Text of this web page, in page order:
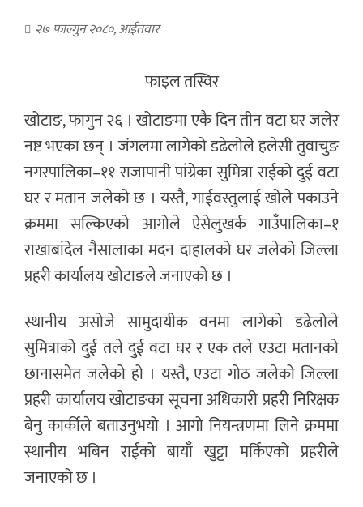
२७ फाल्गुन २०८०, आईतवार
फाइल तस्विर
खोटाङ, फागुन २६ । खोटाङमा एकै दिन तीन वटा घर जलेर
नष्ट भएका छन् । जंगलमा लागेको डढेलोले हलेसी तुवाचुङ
नगरपालिका–११ राजापानी पांग्रेका सुमित्रा राईको दुई वटा
घर र मतान जलेको छ । यस्तै, गाईवस्तुलाई खोले पकाउने
क्रममा सल्किएको आगोले ऐसेलुखर्क गाउँपालिका–१
राखाबांदेल नैसालाका मदन दाहालको घर जलेको जिल्ला
प्रहरी कार्यालय खोटाङले जनाएको छ ।
स्थानीय असोजे सामुदायीक वनमा लागेको डढेलोले
सुमित्राको दुई तले दुई वटा घर र एक तले एउटा मतानको
छानासमेत जलेको हो । यस्तै, एउटा गोठ जलेको जिल्ला
प्रहरी कार्यालय खोटाङका सूचना अधिकारी प्रहरी निरिक्षक
बेनु कार्कीले बताउनुभयो । आगो नियन्त्रणमा लिने क्रममा
स्थानीय भबिन राईको बायाँ खुट्टा मर्किएको प्रहरीले
जनाएको छ ।